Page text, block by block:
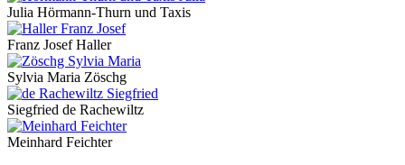
Julia Hörmann-Thurn und Taxis
Franz Josef Haller
Sylvia Maria Zöschg
Siegfried de Rachewiltz
Meinhard Feichter